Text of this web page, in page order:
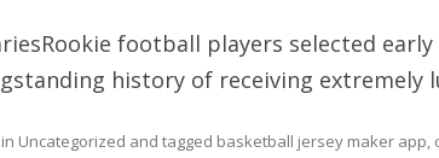
football players selected early
history of receiving extremely
Uncategorized and tagged basketball jersey maker app,